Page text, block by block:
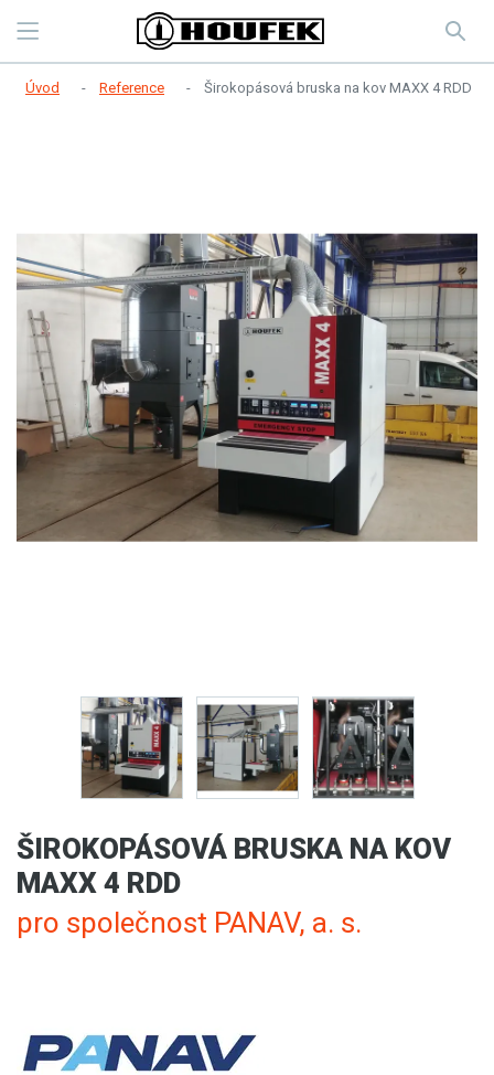
Úvod Reference Širokopásová bruska na kov MAXX 4 RDD
ŠIROKOPÁSOVÁ BRUSKA NA KOV
MAXX 4 RDD
pro společnost PANAV, a. s.